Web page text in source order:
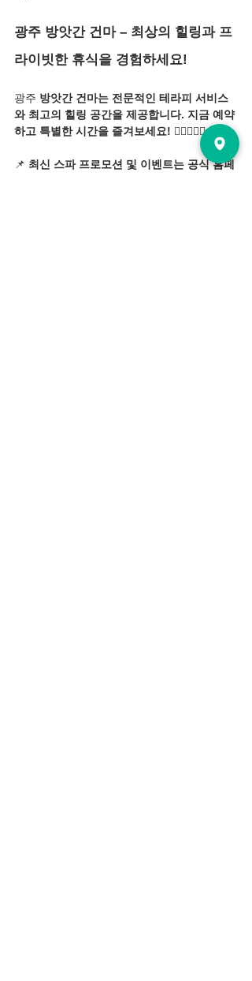
광주 방앗간 건마 – 최상의 힐링과 프
라이빗한 휴식을 경험하세요!
광주 방앗간 건마는 전문적인 테라피 서비스
와 최고의 힐링 공간을 제공합니다. 지금 예약
하고 특별한 시간을 즐겨보세요! 💆‍♂️💆‍♀️✨
📌 최신 스파 프로모션 및 이벤트는 공식 홈페